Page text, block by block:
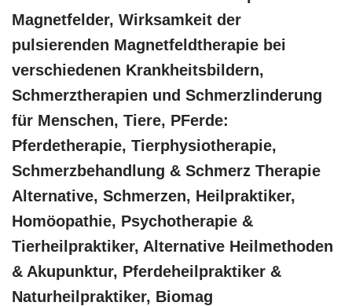
Magnetfelder, Wirksamkeit der
pulsierenden Magnetfeldtherapie bei
verschiedenen Krankheitsbildern,
Schmerztherapien und Schmerzlinderung
für Menschen, Tiere, PFerde:
Pferdetherapie, Tierphysiotherapie,
Schmerzbehandlung & Schmerz Therapie
Alternative, Schmerzen, Heilpraktiker,
‎Homöopathie, ‎Psychotherapie &
‎Tierheilpraktiker, Alternative Heilmethoden
& Akupunktur, Pferdeheilpraktiker &
Naturheilpraktiker, Biomag